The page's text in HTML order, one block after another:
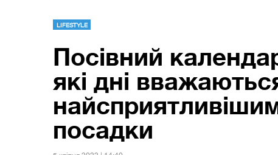
LIFESTYLE
Посівний
які дні
посадки